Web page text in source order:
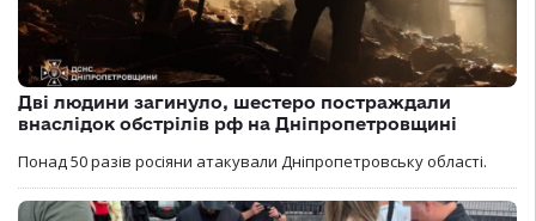
Дві людини загинуло, шестеро постраждали
внаслідок обстрілів рф на Дніпропетровщині
Понад 50 разів росіяни атакували Дніпропетровську області.